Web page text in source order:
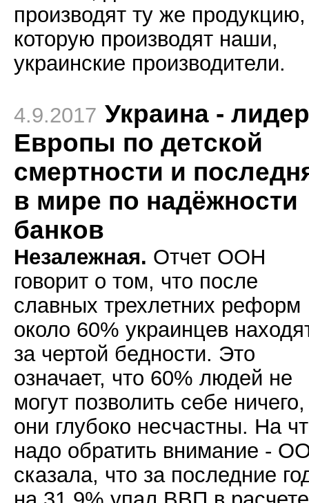
производят ту же продукцию,
которую производят наши,
украинские производители.
4.9.2017 Украина - лидер
Европы по детской
смертности и
в мире по надёжности
банков
Незалежная. Отчет ООН
говорит о том, что после
славных трехлетних реформ
около 60% украинцев
за чертой бедности. Это
означает, что 60% людей не
могут позволить себе ничего,
они глубоко несчастны. На
надо обратить внимание -
сказала, что за последние